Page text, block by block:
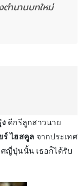
ำนานบทใหม่
ดีกรีลูกสาวนาย
ร์ ไฮสคูล จากประเทศ
ญี่ปุ่นนั้น เธอก็ได้รับ